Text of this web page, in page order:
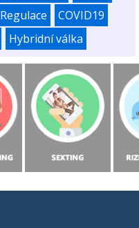
Regulace
COVID19
Hybridní válka